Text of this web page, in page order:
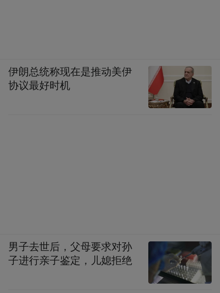
伊朗总统称现在是推动美伊
协议最好时机
男子去世后，父母要求对孙
子进行亲子鉴定，儿媳拒绝